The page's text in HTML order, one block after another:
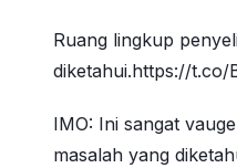
Ruang lingkup
diketahui.https://t.co/
IMO: Ini sangat
masalah yang